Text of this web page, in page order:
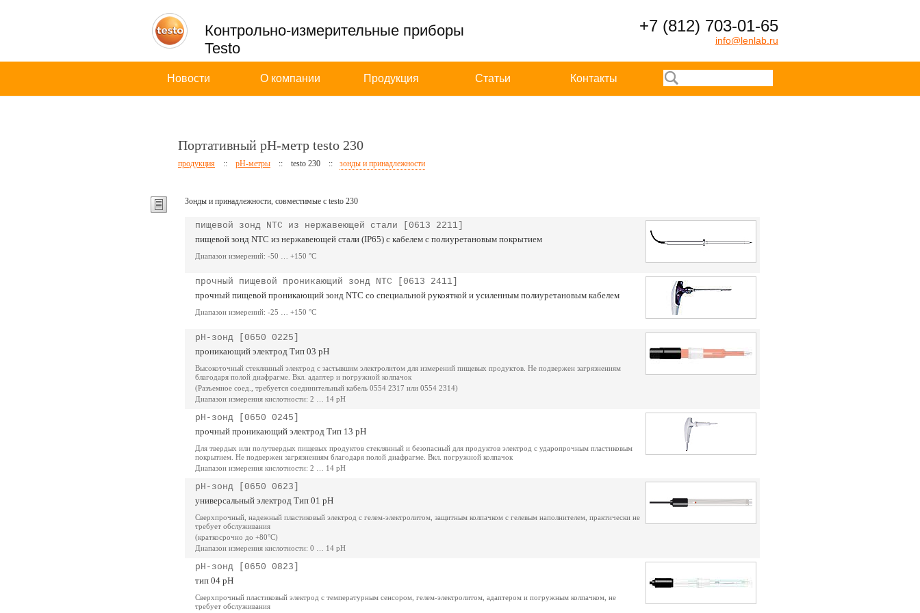
Контрольно-измерительные приборы
Testo
+7 (812) 703-01-65
info@lenlab.ru
Новости О компании Продукция Статьи Контакты
Портативный pH-метр testo 230
продукция :: pH-метры :: testo 230 :: зонды и принадлежности
Зонды и принадлежности, совместимые с testo 230
пищевой зонд NTC из нержавеющей стали [0613 2211]
пищевой зонд NTC из нержавеющей стали (IP65) с кабелем с полиуретановым покрытием
Диапазон измерений: -50 … +150 °C
прочный пищевой проникающий зонд NTC [0613 2411]
прочный пищевой проникающий зонд NTC со специальной рукояткой и усиленным полиуретановым кабелем
Диапазон измерений: -25 … +150 °C
pH-зонд [0650 0225]
проникающий электрод Тип 03 pH
Высокоточный стеклянный электрод с застывшим электролитом для измерений пищевых продуктов. Не подвержен загрязнениям
благодаря полой диафрагме. Вкл. адаптер и погружной колпачок
(Разъемное соед., требуется соединительный кабель 0554 2317 или 0554 2314)
Диапазон измерения кислотности: 2 … 14 pH
pH-зонд [0650 0245]
прочный проникающий электрод Тип 13 pH
Для твердых или полутвердых пищевых продуктов стеклянный и безопасный для продуктов электрод с ударопрочным пластиковым
покрытием. Не подвержен загрязнениям благодаря полой диафрагме. Вкл. погружной колпачок
Диапазон измерения кислотности: 2 … 14 pH
pH-зонд [0650 0623]
универсальный электрод Тип 01 pH
Сверхпрочный, надежный пластиковый электрод с гелем-электролитом, защитным колпачком с гелевым наполнителем, практически не
требует обслуживания
(краткосрочно до +80°C)
Диапазон измерения кислотности: 0 … 14 pH
pH-зонд [0650 0823]
тип 04 pH
Сверхпрочный пластиковый электрод с температурным сенсором, гелем-электролитом, адаптером и погружным колпачком, не
требует обслуживания